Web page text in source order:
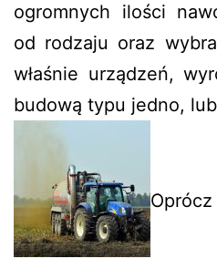
ogromnych ilości
od rodzaju oraz
właśnie urządzeń,
budową typu jedno,